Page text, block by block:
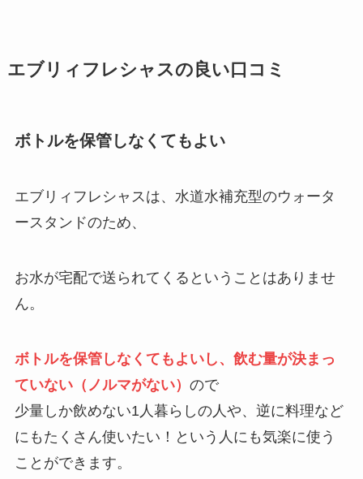
エブリィフレシャスの良い口コミ
ボトルを保管しなくてもよい
エブリィフレシャスは、水道水補充型のウォータ
ースタンドのため、
お水が宅配で送られてくるということはありませ
ん。
ボトルを保管しなくてもよいし、飲む量が決まっ
ていない（ノルマがない） ので
少量しか飲めない1人暮らしの人や、逆に料理など
にもたくさん使いたい！という人にも気楽に使う
ことができます。